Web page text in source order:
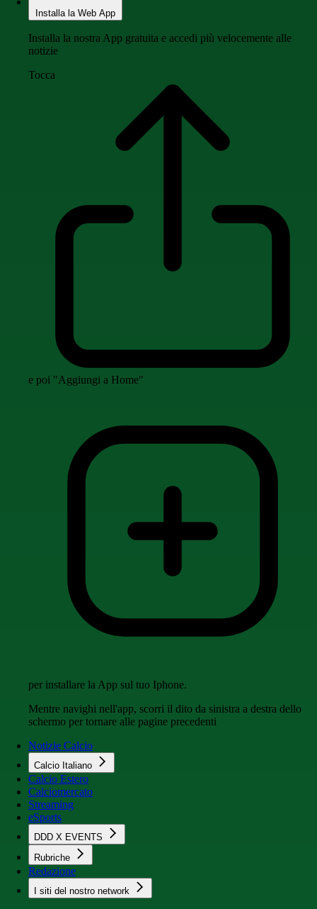
Installa la Web App
Installa la nostra App gratuita e accedi più velocemente alle
notizie
Tocca
e poi "Aggiungi a Home"
per installare la App sul tuo Iphone.
Mentre navighi nell'app, scorri il dito da sinistra a destra dello
schermo per tornare alle pagine precedenti
Notizie Calcio
Calcio Italiano
Calcio Estero
Calciomercato
Streaming
eSports
DDD X EVENTS
Rubriche
Redazione
I siti del nostro network